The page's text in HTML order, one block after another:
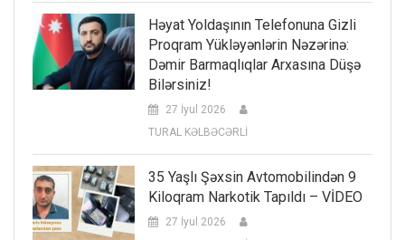
Həyat Yoldaşının Telefonuna Gizli
Proqram Yükləyənlərin Nəzərinə:
Dəmir Barmaqlıqlar Arxasına Düşə
Bilərsiniz!
27 İyul 2026
TURAL KƏLBƏCƏRLİ
35 Yaşlı Şəxsin Avtomobilindən 9
Kiloqram Narkotik Tapıldı – VİDEO
27 İyul 2026